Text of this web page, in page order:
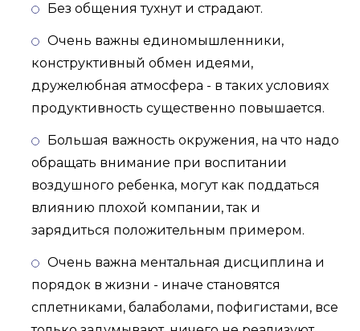
Без общения тухнут и страдают.
Очень важны единомышленники,
конструктивный обмен идеями,
дружелюбная атмосфера - в таких условиях
продуктивность существенно повышается.
Большая важность окружения, на что надо
обращать внимание при воспитании
воздушного ребенка, могут как поддаться
влиянию плохой компании, так и
зарядиться положительным примером.
Очень важна ментальная дисциплина и
порядок в жизни - иначе становятся
сплетниками, балаболами, пофигистами, все